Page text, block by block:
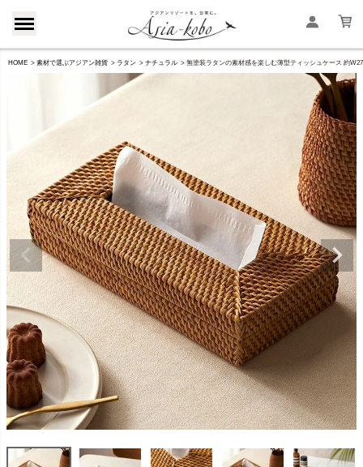
HOME 素材で選ぶアジアン雑貨 ラタン ナチュラル 無塗装ラタンの素材感を楽しむ薄型ティッシュケース 約